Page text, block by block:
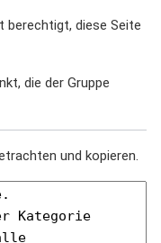
berechtigt, diese Seite
die der Gruppe
und kopieren.